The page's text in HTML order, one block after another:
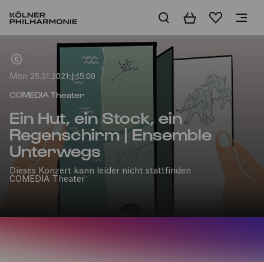
BasketWishlist
Mon 25.01.2021 | 15:00
COMEDIA Theater
Ein Hut, ein Stock, ein
Regenschirm | Ensemble
Unterwegs
Dieses Konzert kann leider nicht stattfinden
COMEDIA Theater